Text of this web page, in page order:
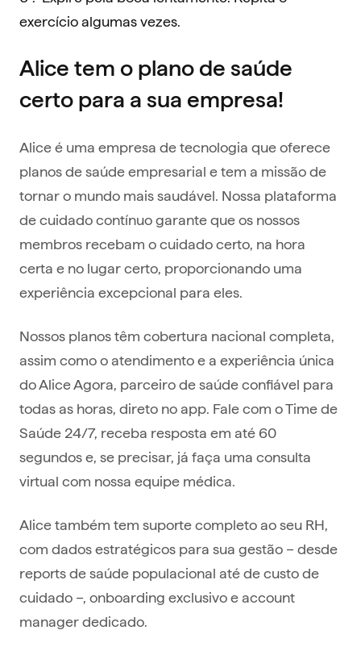
exercício algumas vezes.
Alice tem o plano de saúde
certo para a sua empresa!
Alice é uma empresa de tecnologia que oferece
planos de saúde empresarial e tem a missão de
tornar o mundo mais saudável. Nossa plataforma
de cuidado contínuo garante que os nossos
membros recebam o cuidado certo, na hora
certa e no lugar certo, proporcionando uma
experiência excepcional para eles.
Nossos planos têm cobertura nacional completa,
assim como o atendimento e a experiência única
do Alice Agora, parceiro de saúde confiável para
todas as horas, direto no app. Fale com o Time de
Saúde 24/7, receba resposta em até 60
segundos e, se precisar, já faça uma consulta
virtual com nossa equipe médica.
Alice também tem suporte completo ao seu RH,
com dados estratégicos para sua gestão – desde
reports de saúde populacional até de custo de
cuidado –, onboarding exclusivo e account
manager dedicado.